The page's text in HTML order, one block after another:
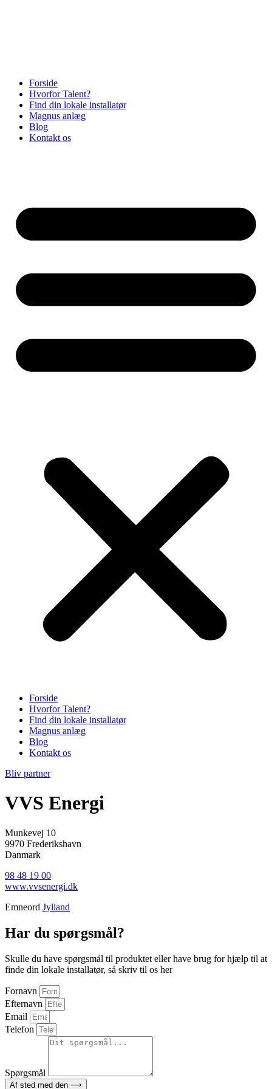
Forside
Hvorfor Talent?
Find din lokale installatør
Magnus anlæg
Blog
Kontakt os
Forside
Hvorfor Talent?
Find din lokale installatør
Magnus anlæg
Blog
Kontakt os
Bliv partner
VVS Energi
Munkevej 10
9970 Frederikshavn
Danmark
98 48 19 00
www.vvsenergi.dk
Emneord Jylland
Har du spørgsmål?
Skulle du have spørgsmål til produktet eller have brug for hjælp til at
finde din lokale installatør, så skriv til os her
Fornavn
Efternavn
Email
Telefon
Spørgsmål
Af sted med den ⟶